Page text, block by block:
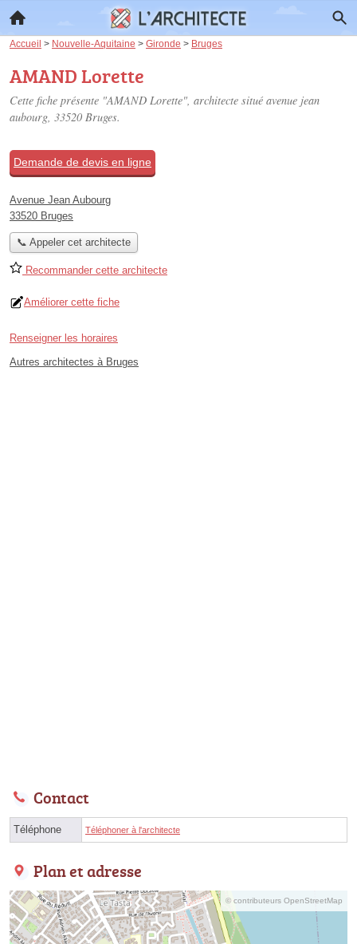
Accueil > Nouvelle-Aquitaine > Gironde > Bruges
AMAND Lorette
Cette fiche présente "AMAND Lorette", architecte situé avenue jean
aubourg, 33520 Bruges.
Demande de devis en ligne
Avenue Jean Aubourg
33520 Bruges
📞 Appeler cet architecte
Recommander cette architecte
Améliorer cette fiche
Renseigner les horaires
Autres architectes à Bruges
Contact
Téléphone Téléphoner à l'architecte
Plan et adresse
© contributeurs OpenStreetMap